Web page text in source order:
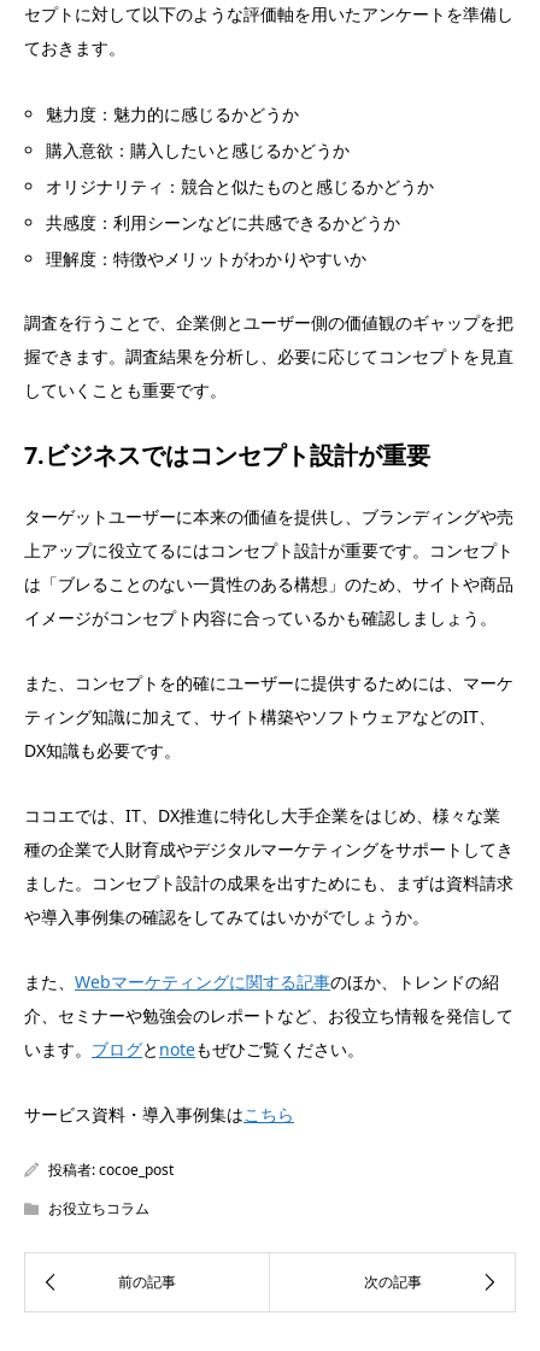
セプトに対して以下のような評価軸を用いたアンケートを準備し
ておきます。
魅力度：魅力的に感じるかどうか
購入意欲：購入したいと感じるかどうか
オリジナリティ：競合と似たものと感じるかどうか
共感度：利用シーンなどに共感できるかどうか
理解度：特徴やメリットがわかりやすいか
調査を行うことで、企業側とユーザー側の価値観のギャップを把
握できます。調査結果を分析し、必要に応じてコンセプトを見直
していくことも重要です。
7.ビジネスではコンセプト設計が重要
ターゲットユーザーに本来の価値を提供し、ブランディングや売
上アップに役立てるにはコンセプト設計が重要です。コンセプト
は「ブレることのない一貫性のある構想」のため、サイトや商品
イメージがコンセプト内容に合っているかも確認しましょう。
また、コンセプトを的確にユーザーに提供するためには、マーケ
ティング知識に加えて、サイト構築やソフトウェアなどのIT、
DX知識も必要です。
ココエでは、IT、DX推進に特化し大手企業をはじめ、様々な業
種の企業で人財育成やデジタルマーケティングをサポートしてき
ました。コンセプト設計の成果を出すためにも、まずは資料請求
や導入事例集の確認をしてみてはいかがでしょうか。
また、 Webマーケティングに関する記事のほか、トレンドの紹
介、セミナーや勉強会のレポートなど、お役立ち情報を発信して
います。 ブログと noteもぜひご覧ください。
サービス資料・導入事例集はこちら
投稿者:cocoe_post
お役立ちコラム